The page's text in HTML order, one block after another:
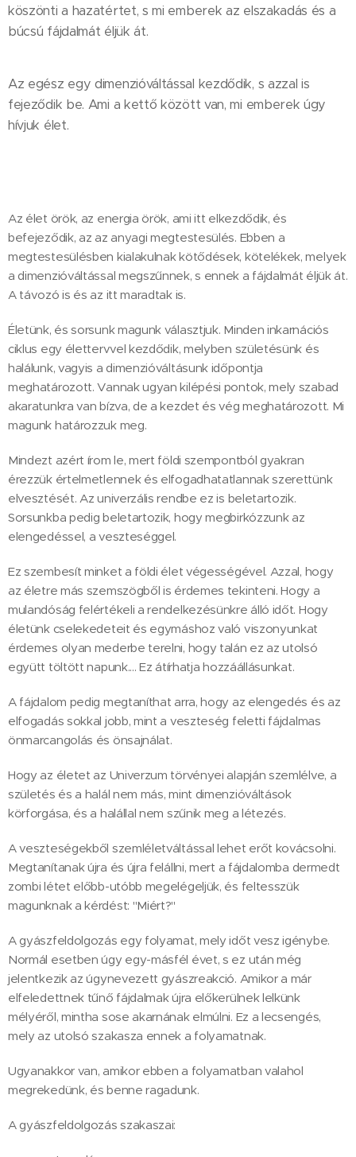
köszönti a hazatértet, s mi emberek az elszakadás és a
búcsú fájdalmát éljük át.
Az egész egy dimenzióváltással kezdődik, s azzal is
fejeződik be. Ami a kettő között van, mi emberek úgy
hívjuk élet.
Az élet örök, az energia örök, ami itt elkezdődik, és
befejeződik, az az anyagi megtestesülés. Ebben a
megtestesülésben kialakulnak kötődések, kötelékek, melyek
a dimenzióváltással megszűnnek, s ennek a fájdalmát éljük át.
A távozó is és az itt maradtak is.
Életünk, és sorsunk magunk választjuk. Minden inkarnációs
ciklus egy élettervvel kezdődik, melyben születésünk és
halálunk, vagyis a dimenzióváltásunk időpontja
meghatározott. Vannak ugyan kilépési pontok, mely szabad
akaratunkra van bízva, de a kezdet és vég meghatározott. Mi
magunk határozzuk meg.
Mindezt azért írom le, mert földi szempontból gyakran
érezzük értelmetlennek és elfogadhatatlannak szerettünk
elvesztését. Az univerzális rendbe ez is beletartozik.
Sorsunkba pedig beletartozik, hogy megbirkózzunk az
elengedéssel, a veszteséggel.
Ez szembesít minket a földi élet végességével. Azzal, hogy
az életre más szemszögből is érdemes tekinteni. Hogy a
mulandóság felértékeli a rendelkezésünkre álló időt. Hogy
életünk cselekedeteit és egymáshoz való viszonyunkat
érdemes olyan mederbe terelni, hogy talán ez az utolsó
együtt töltött napunk.... Ez átírhatja hozzáállásunkat.
A fájdalom pedig megtaníthat arra, hogy az elengedés és az
elfogadás sokkal jobb, mint a veszteség feletti fájdalmas
önmarcangolás és önsajnálat.
Hogy az életet az Univerzum törvényei alapján szemlélve, a
születés és a halál nem más, mint dimenzióváltások
körforgása, és a halállal nem szűnik meg a létezés.
A veszteségekből szemléletváltással lehet erőt kovácsolni.
Megtanítanak újra és újra felállni, mert a fájdalomba dermedt
zombi létet előbb-utóbb megelégeljük, és feltesszük
magunknak a kérdést: "Miért?"
A gyászfeldolgozás egy folyamat, mely időt vesz igénybe.
Normál esetben úgy egy-másfél évet, s ez után még
jelentkezik az úgynevezett gyászreakció. Amikor a már
elfeledettnek tűnő fájdalmak újra előkerülnek lelkünk
mélyéről, mintha sose akarnának elmúlni. Ez a lecsengés,
mely az utolsó szakasza ennek a folyamatnak.
Ugyanakkor van, amikor ebben a folyamatban valahol
megrekedünk, és benne ragadunk.
A gyászfeldolgozás szakaszai: